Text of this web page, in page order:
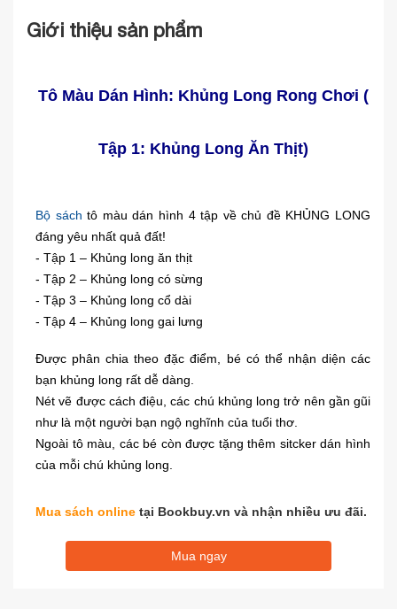
Giới thiệu sản phẩm
Tô Màu Dán Hình: Khủng Long Rong Chơi (
Tập 1: Khủng Long Ăn Thịt)
Bộ sách tô màu dán hình 4 tập về chủ đề KHỦNG LONG
đáng yêu nhất quả đất!
- Tập 1 – Khủng long ăn thịt
- Tập 2 – Khủng long có sừng
- Tập 3 – Khủng long cổ dài
- Tập 4 – Khủng long gai lưng
Được phân chia theo đặc điểm, bé có thể nhận diện các
bạn khủng long rất dễ dàng.
Nét vẽ được cách điệu, các chú khủng long trở nên gần gũi
như là một người bạn ngộ nghĩnh của tuổi thơ.
Ngoài tô màu, các bé còn được tặng thêm sitcker dán hình
của mỗi chú khủng long.
Mua sách online tại Bookbuy.vn và nhận nhiều ưu đãi.
Mua ngay